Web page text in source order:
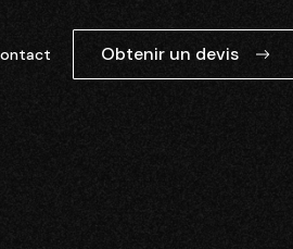
Obtenir un devis